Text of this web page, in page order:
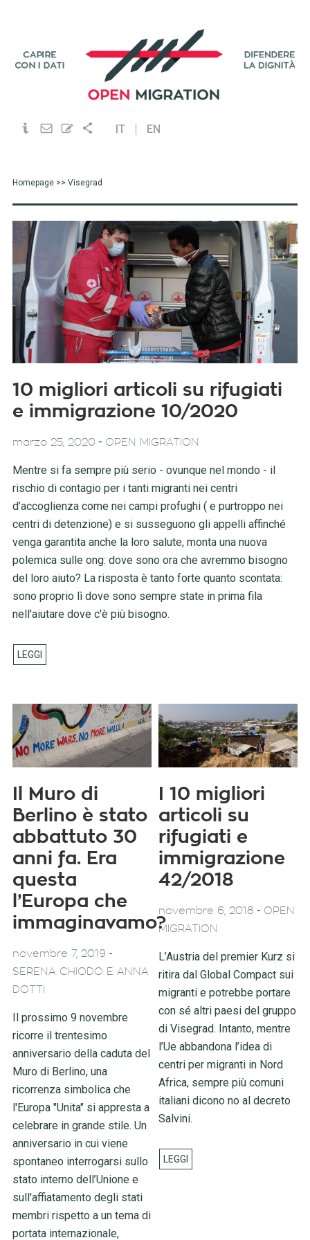
IT EN
Homepage>> Visegrad
10 migliori articoli su rifugiati
e immigrazione 10/2020
marzo 25, 2020- OPEN MIGRATION
Mentre si fa sempre più serio - ovunque nel mondo - il
rischio di contagio per i tanti migranti nei centri
d’accoglienza come nei campi profughi ( e purtroppo nei
centri di detenzione) e si susseguono gli appelli affinché
venga garantita anche la loro salute, monta una nuova
polemica sulle ong: dove sono ora che avremmo bisogno
del loro aiuto? La risposta è tanto forte quanto scontata:
sono proprio lì dove sono sempre state in prima fila
nell'aiutare dove c'è più bisogno.
Il Muro di
Berlino è stato
abbattuto 30
anni fa. Era
questa
l’Europa che
immaginavamo?
novembre 7, 2019 -
SERENA CHIODO E ANNA
DOTTI
Il prossimo 9 novembre
ricorre il trentesimo
anniversario della caduta del
Muro di Berlino, una
ricorrenza simbolica che
l'Europa "Unita" si appresta a
celebrare in grande stile. Un
anniversario in cui viene
spontaneo interrogarsi sullo
stato interno dell’Unione e
sull'affiatamento degli stati
membri rispetto a un tema di
portata internazionale,
I 10 migliori
articoli su
rifugiati e
immigrazione
42/2018
novembre 6, 2018 - OPEN
MIGRATION
L’Austria del premier Kurz si
ritira dal Global Compact sui
migranti e potrebbe portare
con sé altri paesi del gruppo
di Visegrad. Intanto, mentre
l’Ue abbandona l’idea di
centri per migranti in Nord
Africa, sempre più comuni
italiani dicono no al decreto
Salvini.